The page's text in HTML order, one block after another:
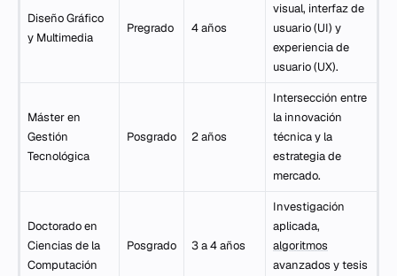
Diseño Gráfico
y Multimedia
Pregrado 4 años
visual, interfaz de
usuario (UI) y
experiencia de
usuario (UX).
Máster en
Gestión
Tecnológica
Posgrado 2 años
Intersección entre
la innovación
técnica y la
estrategia de
mercado.
Doctorado en
Ciencias de la
Computación
Posgrado 3 a 4 años
Investigación
aplicada,
algoritmos
avanzados y tesis